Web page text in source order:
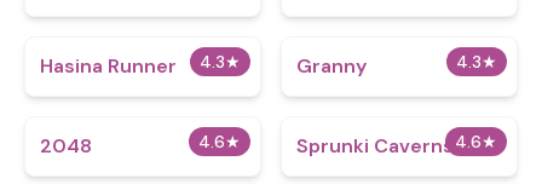
4.3★
Hasina Runner 4.3★
Granny
4.6★
2048 4.6★
Sprunki Caverns